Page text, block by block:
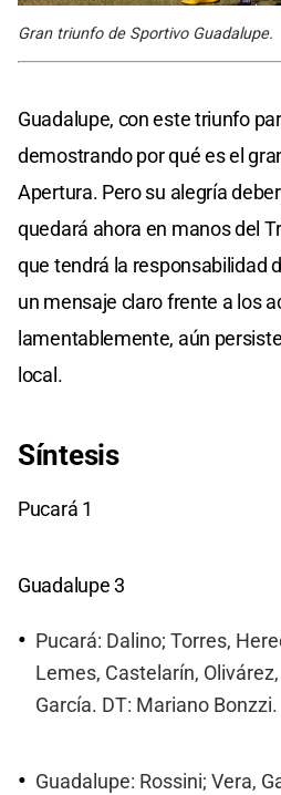
Gran triunfo de Sportivo Guadalupe.
Guadalupe, con este triunfo
demostrando por qué es el
Apertura. Pero su alegría
quedará ahora en manos del
que tendrá la responsabilidad
un mensaje claro frente a los
lamentablemente, aún
local.
Síntesis
Pucará 1
Guadalupe 3
Pucará: Dalino; Torres,
Lemes, Castelarín,
García. DT: Mariano Bonzzi.
Guadalupe: Rossini; Vera,